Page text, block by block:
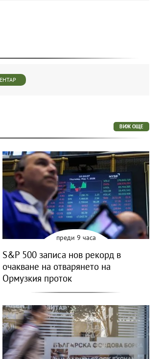
ВИЖ ОЩЕ
преди 9 часа
S&P 500 записа нов рекорд в
очакване на отварянето на
Ормузкия проток